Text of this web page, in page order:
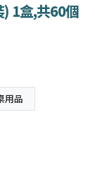
1盒,共60個
用品